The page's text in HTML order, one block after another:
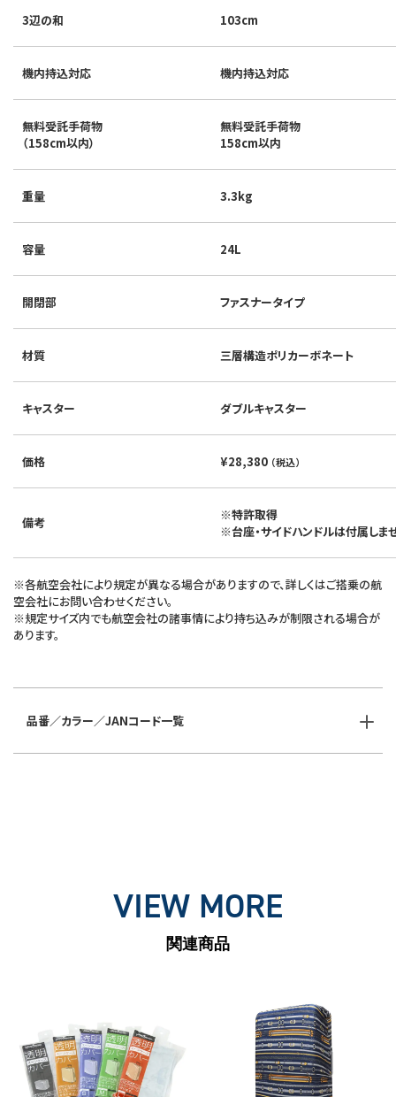
3辺の和 103cm
機内持込対応 機内持込対応
無料受託手荷物
（158cm以内）
無料受託手荷物
158cm以内
重量 3.3kg
容量 24L
開閉部 ファスナータイプ
材質 三層構造ポリカーボネート
キャスター ダブルキャスター
価格 ¥28,380 （税込）
備考
※特許取得
※台座・サイドハンドルは付属しま
※各航空会社により規定が異なる場合がありますので、詳しくはご搭乗の航
空会社にお問い合わせください。
※規定サイズ内でも航空会社の諸事情により持ち込みが制限される場合が
あります。
品番／カラー／JANコード一覧
VIEW MORE
関連商品